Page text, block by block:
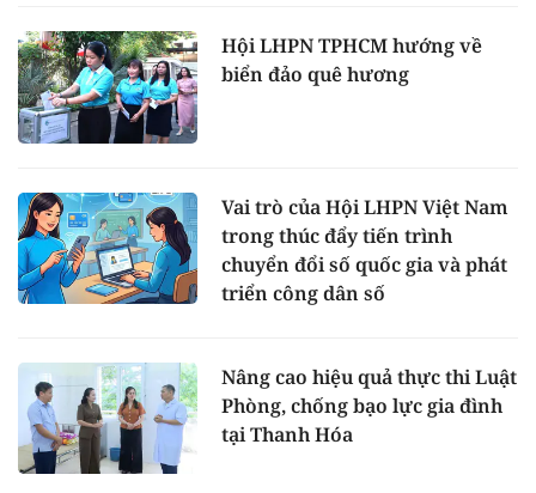
Hội LHPN TPHCM hướng về
biển đảo quê hương
Vai trò của Hội LHPN Việt Nam
trong thúc đẩy tiến trình
chuyển đổi số quốc gia và phát
triển công dân số
Nâng cao hiệu quả thực thi Luật
Phòng, chống bạo lực gia đình
tại Thanh Hóa